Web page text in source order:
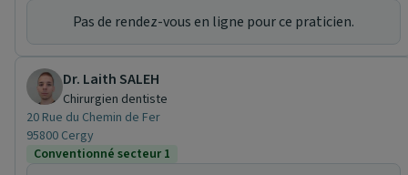
Pas de rendez-vous en ligne pour ce praticien.
Dr. Laith SALEH
Chirurgien dentiste
20 Rue du Chemin de Fer
95800 Cergy
Conventionné secteur 1